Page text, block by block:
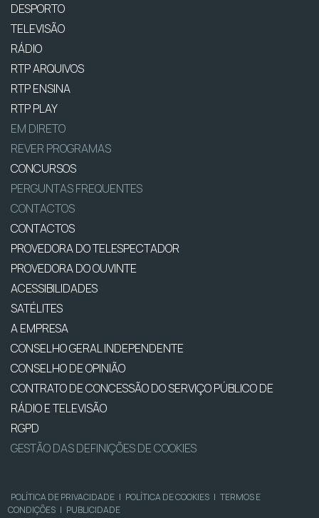
DESPORTO
TELEVISÃO
RÁDIO
RTP ARQUIVOS
RTP ENSINA
RTP PLAY
EM DIRETO
REVER PROGRAMAS
CONCURSOS
PERGUNTAS FREQUENTES
CONTACTOS
CONTACTOS
PROVEDORA DO TELESPECTADOR
PROVEDORA DO OUVINTE
ACESSIBILIDADES
SATÉLITES
A EMPRESA
CONSELHO GERAL INDEPENDENTE
CONSELHO DE OPINIÃO
CONTRATO DE CONCESSÃO DO SERVIÇO PÚBLICO DE
RÁDIO E TELEVISÃO
RGPD
GESTÃO DAS DEFINIÇÕES DE COOKIES
POLÍTICA DE PRIVACIDADE | POLÍTICA DE COOKIES | TERMOS E
CONDIÇÕES | PUBLICIDADE